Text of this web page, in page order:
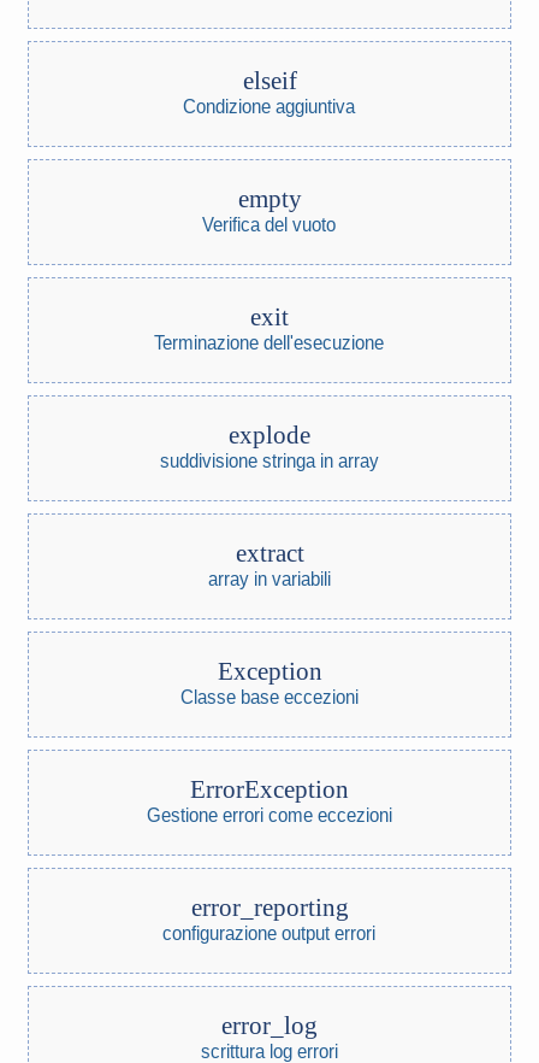
elseif
Condizione aggiuntiva
empty
Verifica del vuoto
exit
Terminazione dell'esecuzione
explode
suddivisione stringa in array
extract
array in variabili
Exception
Classe base eccezioni
ErrorException
Gestione errori come eccezioni
error_reporting
configurazione output errori
error_log
scrittura log errori